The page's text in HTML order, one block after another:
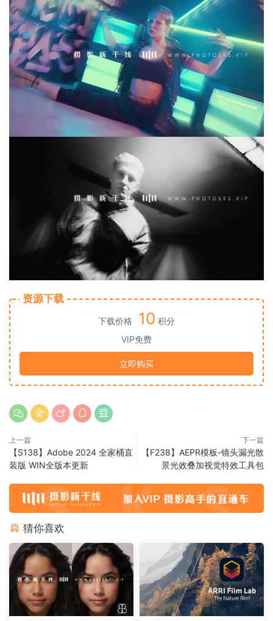
资源下载
下载价格 10 积分
VIP免费
立即购买
上一篇
【S138】Adobe 2024 全家桶直
装版 WIN全版本更新
下一篇
【F238】AEPR模板-镜头漏光散
景光效叠加视觉特效工具包
猜你喜欢